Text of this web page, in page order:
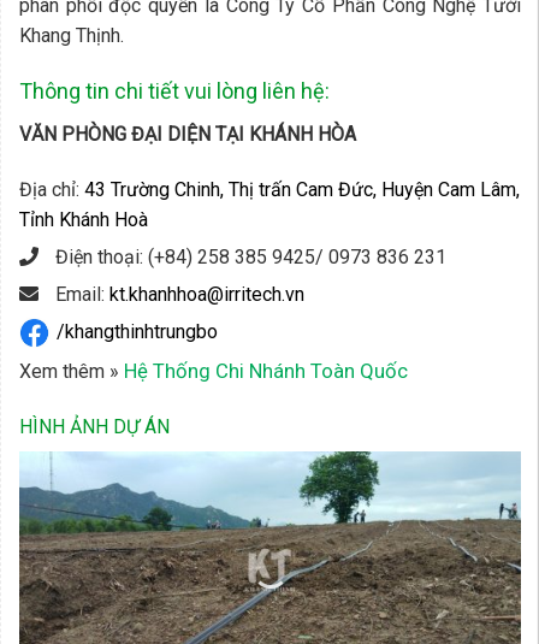
phân phối độc quyền là Công Ty Cổ Phần Công Nghệ Tưới
Khang Thịnh.
Thông tin chi tiết vui lòng liên hệ:
VĂN PHÒNG ĐẠI DIỆN TẠI KHÁNH HÒA
Địa chỉ: 43 Trường Chinh, Thị trấn Cam Đức, Huyện Cam Lâm,
Tỉnh Khánh Hoà
Điện thoại: (+84) 258 385 9425/ 0973 836 231
Email: kt.khanhhoa@irritech.vn
/khangthinhtrungbo
Xem thêm » Hệ Thống Chi Nhánh Toàn Quốc
HÌNH ẢNH DỰ ÁN